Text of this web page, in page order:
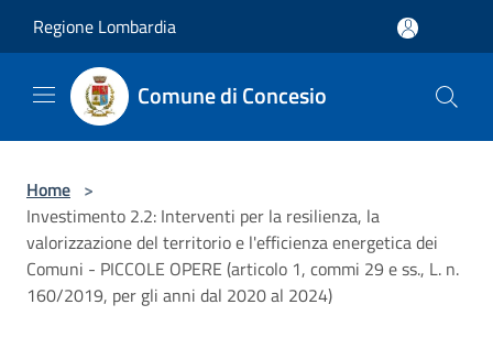
Regione Lombardia
Comune di Concesio
Home >
Investimento 2.2: Interventi per la resilienza, la
valorizzazione del territorio e l'efficienza energetica dei
Comuni - PICCOLE OPERE (articolo 1, commi 29 e ss., L. n.
160/2019, per gli anni dal 2020 al 2024)